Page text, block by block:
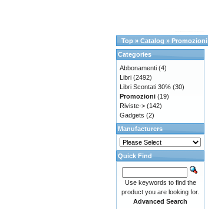
Top » Catalog » Promozioni
Categories
Abbonamenti (4)
Libri (2492)
Libri Scontati 30% (30)
Promozioni (19)
Riviste-> (142)
Gadgets (2)
Manufacturers
Quick Find
Use keywords to find the
product you are looking for.
Advanced Search